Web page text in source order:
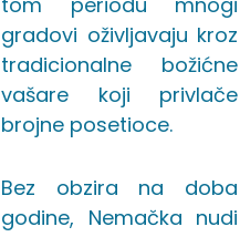
gradovi oživljavaju kroz
tradicionalne božićne
vašare koji privlače
brojne posetioce.
Bez obzira na doba
godine, Nemačka nudi